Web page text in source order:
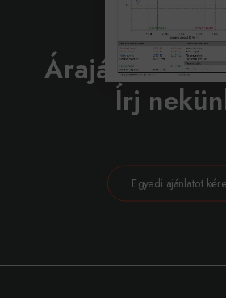
Árajánlatot
Írj
Egyedi ajánlatot